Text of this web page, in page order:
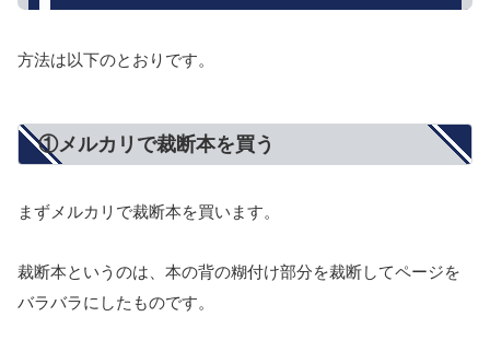
方法は以下のとおりです。
①メルカリで裁断本を買う
まずメルカリで裁断本を買います。
裁断本というのは、本の背の糊付け部分を裁断してページを
バラバラにしたものです。